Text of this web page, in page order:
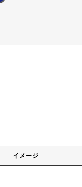
イメージ